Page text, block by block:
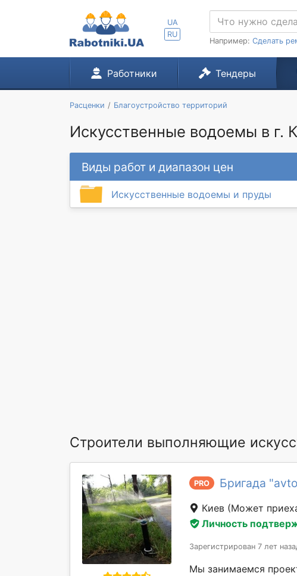
UA
RU
Например: Сделать
Работники Тендеры
Расценки Благоустройство территорий
Искусственные водоемы в г.
Виды работ и диапазон цен
Искусственные водоемы и пруды
Строители выполняющие
PRO Бригада
Киев (Может
Личность
Зарегистрирован 7 лет
Мы занимаемся